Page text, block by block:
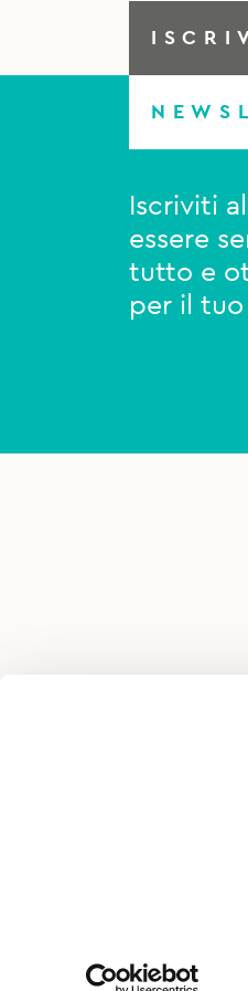
Iscriviti
essere
tutto e
per il
SD s.r.l. Località